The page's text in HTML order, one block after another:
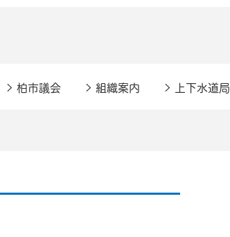
柏市議会 組織案内 上下水道局